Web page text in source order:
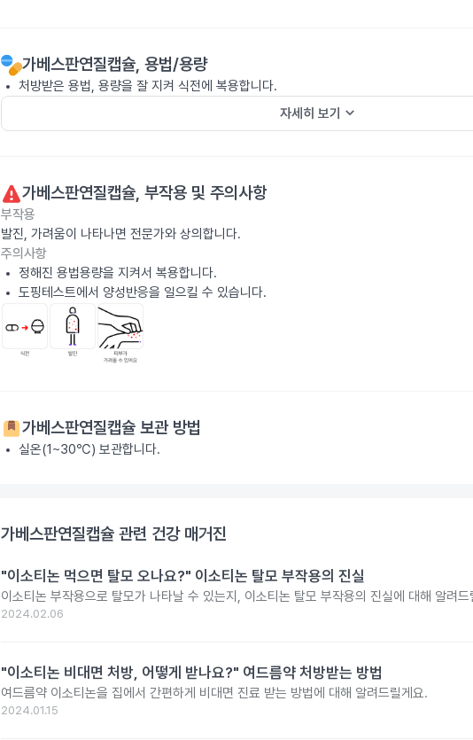
가베스판연질캡슐, 용법/용량
처방받은 용법, 용량을 잘 지켜 식전에 복용합니다.
자세히 보기 keyboard_arrow_down
가베스판연질캡슐, 부작용 및 주의사항
부작용
발진, 가려움이 나타나면 전문가와 상의합니다.
주의사항
정해진 용법용량을 지켜서 복용합니다.
도핑테스트에서 양성반응을 일으킬 수 있습니다.
가베스판연질캡슐 보관 방법
실온(1~30℃) 보관합니다.
가베스판연질캡슐 관련 건강 매거진
"이소티논 먹으면 탈모 오나요?" 이소티논 탈모 부작용의 진실
이소티논 부작용으로 탈모가 나타날 수 있는지, 이소티논 탈모 부작용의 진실에 대해 알려드
2024.02.06
"이소티논 비대면 처방, 어떻게 받나요?" 여드름약 처방받는 방법
여드름약 이소티논을 집에서 간편하게 비대면 진료 받는 방법에 대해 알려드릴게요.
2024.01.15